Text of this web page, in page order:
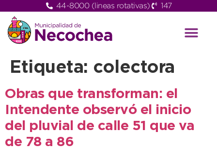
44-8000 (lineas rotativas) 147
Etiqueta: colectora
Obras que transforman: el
Intendente observó el inicio
del pluvial de calle 51 que va
de 78 a 86